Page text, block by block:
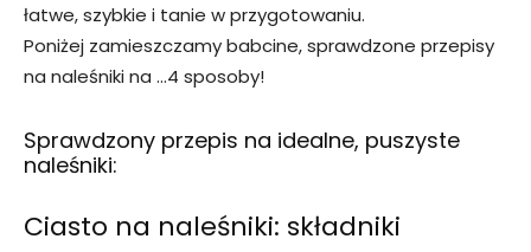
łatwe, szybkie i tanie w przygotowaniu.
Poniżej zamieszczamy babcine, sprawdzone przepisy
na naleśniki na …4 sposoby!
Sprawdzony przepis na idealne, puszyste
naleśniki:
Ciasto na naleśniki: składniki